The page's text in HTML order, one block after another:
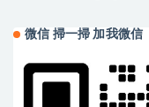
微信 掃一掃 加我微信